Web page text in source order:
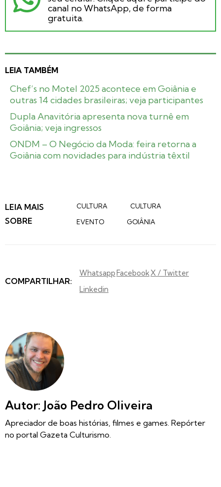
canal no WhatsApp, de forma
gratuita.
LEIA TAMBÉM
Chef’s no Motel 2025 acontece em Goiânia e
outras 14 cidades brasileiras; veja participantes
Dupla Anavitória apresenta nova turnê em
Goiânia; veja ingressos
ONDM – O Negócio da Moda: feira retorna a
Goiânia com novidades para indústria têxtil
LEIA MAIS
SOBRE
CULTURA
CULTURA
EVENTO
GOIÂNIA
COMPARTILHAR:
Whatsapp FacebookX / Twitter
Linkedin
Autor: João Pedro Oliveira
Apreciador de boas histórias, filmes e games. Repórter
no portal Gazeta Culturismo.